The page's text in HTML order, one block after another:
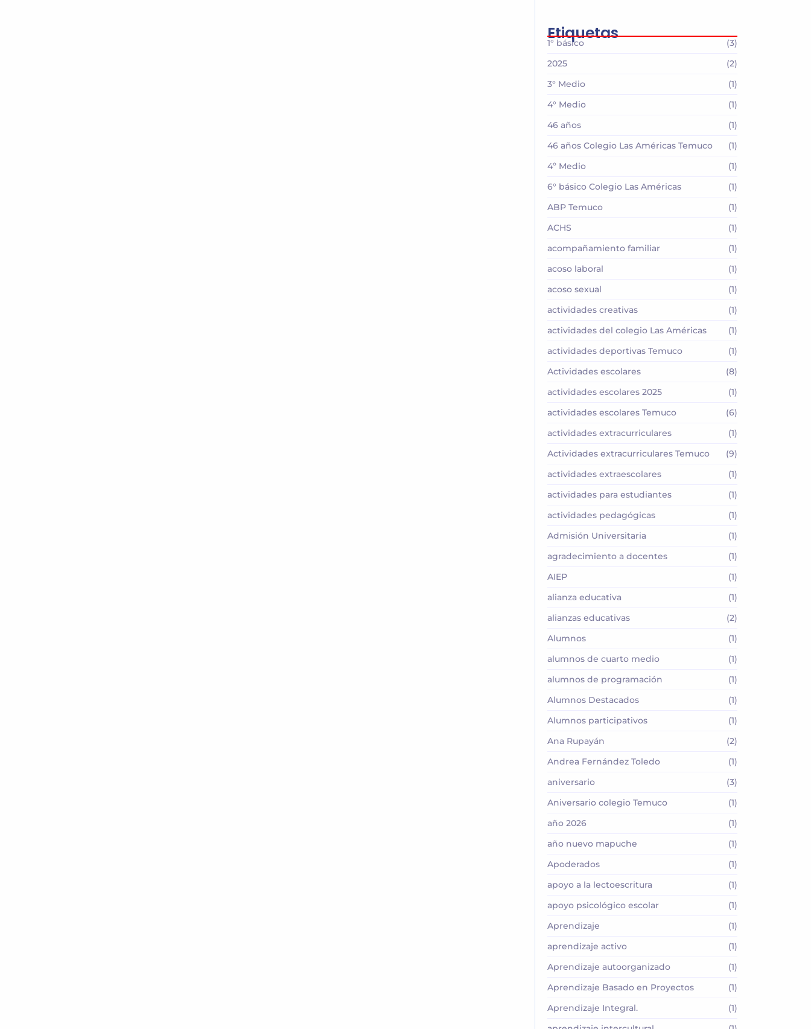
Etiquetas
1° básico
(3)
2025
(2)
3° Medio
(1)
4° Medio
(1)
46 años
(1)
46 años Colegio Las Américas Temuco
(1)
4º Medio
(1)
6° básico Colegio Las Américas
(1)
ABP Temuco
(1)
ACHS
(1)
acompañamiento familiar
(1)
acoso laboral
(1)
acoso sexual
(1)
actividades creativas
(1)
actividades del colegio Las Américas
(1)
actividades deportivas Temuco
(1)
Actividades escolares
(8)
actividades escolares 2025
(1)
actividades escolares Temuco
(6)
actividades extracurriculares
(1)
Actividades extracurriculares Temuco
(9)
actividades extraescolares
(1)
actividades para estudiantes
(1)
actividades pedagógicas
(1)
Admisión Universitaria
(1)
agradecimiento a docentes
(1)
AIEP
(1)
alianza educativa
(1)
alianzas educativas
(2)
Alumnos
(1)
alumnos de cuarto medio
(1)
alumnos de programación
(1)
Alumnos Destacados
(1)
Alumnos participativos
(1)
Ana Rupayán
(2)
Andrea Fernández Toledo
(1)
aniversario
(3)
Aniversario colegio Temuco
(1)
año 2026
(1)
año nuevo mapuche
(1)
Apoderados
(1)
apoyo a la lectoescritura
(1)
apoyo psicológico escolar
(1)
Aprendizaje
(1)
aprendizaje activo
(1)
Aprendizaje autoorganizado
(1)
Aprendizaje Basado en Proyectos
(1)
Aprendizaje Integral.
(1)